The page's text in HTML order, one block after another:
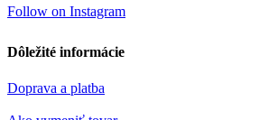
Follow on Instagram
Dôležité informácie
Doprava a platba